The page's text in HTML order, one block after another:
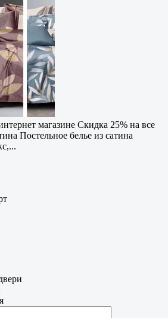
магазине Cкидка 25% на все
Постельное белье из сатина